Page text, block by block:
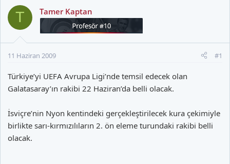
u
a
l
t
n
n
g
ı
ç
h
T Tamer Kaptan
11 Haziran 2009 #1
Türkiye’yi UEFA Avrupa Ligi’nde temsil edecek olan
Galatasaray’ın rakibi 22 Haziran’da belli olacak.
İsviçre’nin Nyon kentindeki gerçekleştirilecek kura çekimiyle
birlikte sarı-kırmızılıların 2. ön eleme turundaki rakibi belli
olacak.